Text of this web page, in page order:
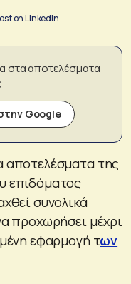
on LinkedIn
στα αποτελέσματα
Google
αποτελέσματα της
επιδόματος
συνολικά
προχωρήσει μέχρι
εφαρμογή των